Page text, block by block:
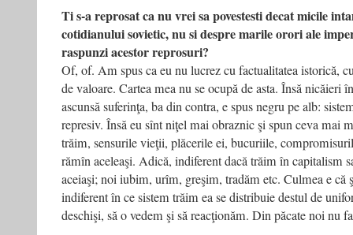
Ti s-a reprosat ca nu vrei sa povestesti decat micile
cotidianului sovietic, nu si despre marile orori ale
raspunzi acestor reprosuri?
Of, of. Am spus ca eu nu lucrez cu factualitatea istorică,
de valoare. Cartea mea nu se ocupă de asta. Însă nicăieri
ascunsă suferinţa, ba din contra, e spus negru pe alb:
represiv. Însă eu sînt niţel mai obraznic şi spun ceva mai
trăim, sensurile vieţii, plăcerile ei, bucuriile,
rămîn aceleaşi. Adică, indiferent dacă trăim în capitalism
aceiaşi; noi iubim, urîm, greşim, tradăm etc. Culmea e că
indiferent în ce sistem trăim ea se distribuie destul de
deschişi, să o vedem şi să reacţionăm. Din păcate noi nu